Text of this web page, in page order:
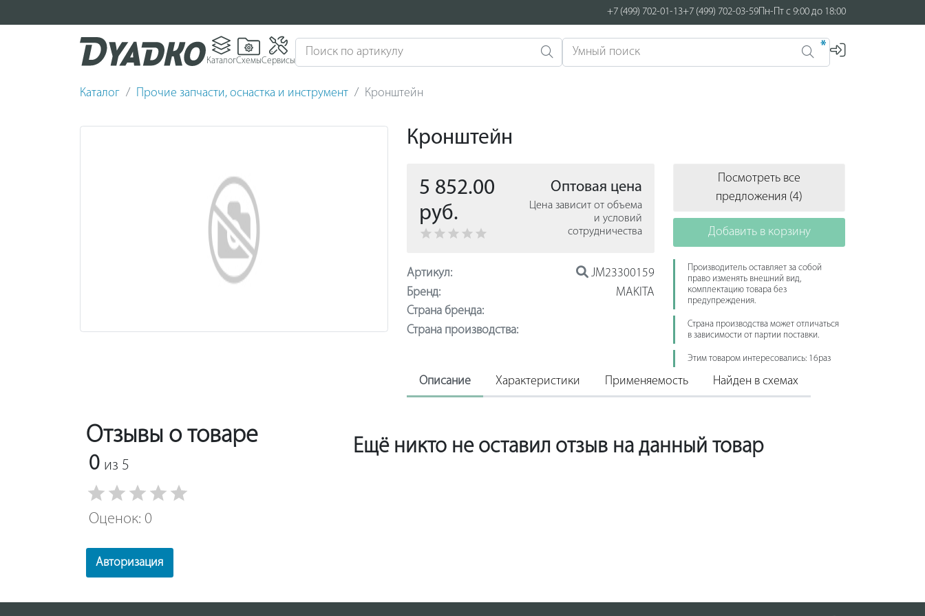
+7 (499) 702-01-13+7 (499) 702-03-59Пн-Пт с 9:00 до 18:00
КаталогСхемыСервисы
*
Каталог Прочие запчасти, оснастка и инструмент Кронштейн
Кронштейн
5 852.00
руб.
Оптовая цена
Цена зависит от объема
и условий
сотрудничества
Артикул:
JM23300159
Бренд:
MAKITA
Страна бренда:
Страна производства:
Посмотреть все
предложения (4)
Добавить в корзину
Производитель оставляет за собой
право изменять внешний вид,
комплектацию товара без
предупреждения.
Страна производства может отличаться
в зависимости от партии поставки.
Этим товаром интересовались: 16раз
Описание Характеристики Применяемость Найден в схемах
Отзывы о товаре
0 из 5
Оценок: 0
Авторизация
Ещё никто не оставил отзыв на данный товар